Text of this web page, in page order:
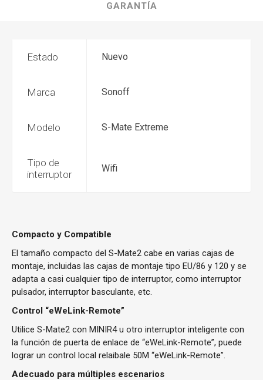
GARANTÍA
Estado Nuevo
Marca Sonoff
Modelo S-Mate Extreme
Tipo de
interruptor
Wifi
Compacto y Compatible
El tamaño compacto del S-Mate2 cabe en varias cajas de
montaje, incluidas las cajas de montaje tipo EU/86 y 120 y se
adapta a casi cualquier tipo de interruptor, como interruptor
pulsador, interruptor basculante, etc.
Control “eWeLink-Remote”
Utilice S-Mate2 con MINIR4 u otro interruptor inteligente con
la función de puerta de enlace de “eWeLink-Remote”, puede
lograr un control local relaibale 50M “eWeLink-Remote”.
Adecuado para múltiples escenarios